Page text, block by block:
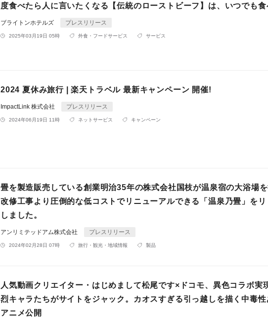
度食べたら人に言いたくなる【伝統のローストビーフ】は、いつでも食
ブライトンホテルズ プレスリリース
2025年03月19日 05時 外食・フードサービス サービス
2024 夏休み旅行 | 楽天トラベル 最新キャンペーン 開催!
ImpactLink 株式会社 プレスリリース
2024年06月19日 11時 ネットサービス キャンペーン
畳を製造販売している創業明治35年の株式会社国枝が温泉宿の大浴場
改修工事より圧倒的な低コストでリニューアルできる「温泉乃畳」をリ
しました。
アンリミテッドアム株式会社 プレスリリース
2024年02月28日 07時 旅行・観光・地域情報 製品
人気動画クリエイター・はじめまして松尾です×ドコモ、異色コラボ実
烈キャラたちがサイトをジャック。カオスすぎる引っ越しを描く中毒性
アニメ公開